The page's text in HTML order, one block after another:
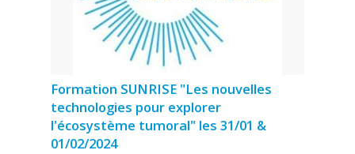
Formation SUNRISE "Les nouvelles
technologies pour explorer
l'écosystème tumoral" les 31/01 &
01/02/2024